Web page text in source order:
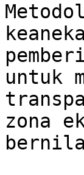
untuk
zona